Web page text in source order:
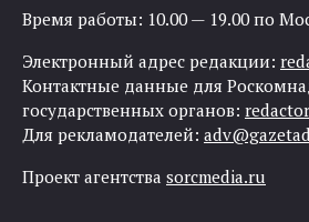
Время работы: 10.00 — 19.00 по
Электронный адрес редакции:
Контактные данные для
государственных органов:
Для рекламодателей:
Проект агентства sorcmedia.ru